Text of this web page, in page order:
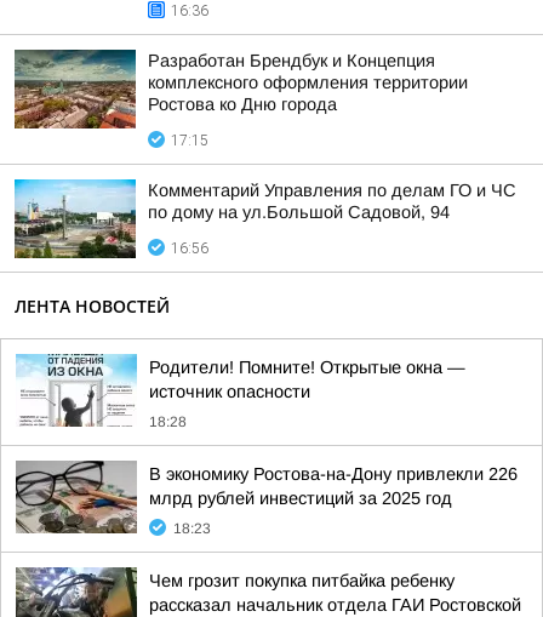
16:36
Разработан Брендбук и Концепция
комплексного оформления территории
Ростова ко Дню города
17:15
Комментарий Управления по делам ГО и ЧС
по дому на ул.Большой Садовой, 94
16:56
ЛЕНТА НОВОСТЕЙ
Родители! Помните! Открытые окна —
источник опасности
18:28
В экономику Ростова-на-Дону привлекли 226
млрд рублей инвестиций за 2025 год
18:23
Чем грозит покупка питбайка ребенку
рассказал начальник отдела ГАИ Ростовской